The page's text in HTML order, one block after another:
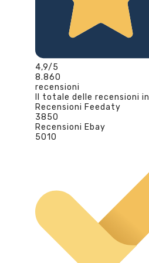
4,9/5
8.860
recensioni
Il totale delle recensioni
Recensioni Feedaty
3850
Recensioni Ebay
5010